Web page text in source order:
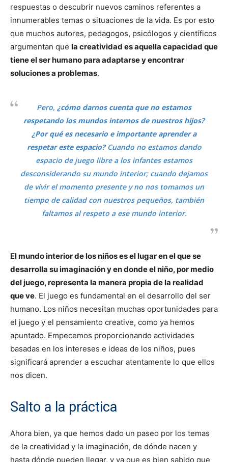
respuestas o descubrir nuevos caminos referentes a
innumerables temas o situaciones de la vida. Es por esto
que muchos autores, pedagogos, psicólogos y científicos
argumentan que la creatividad es aquella capacidad que
tiene el ser humano para adaptarse y encontrar
soluciones a problemas.
Pero, ¿cómo darnos cuenta que no estamos
respetando los mundos internos de nuestros hijos?
¿Por qué es necesario e importante aprender a
respetar este espacio?Cuando no estamos dando
espacio de juego libre a los infantes estamos
desconsiderando su mundo interior; cuando dejamos
de vivir el momento presente y no nos tomamos un
tiempo de calidad con nuestros pequeños, también
faltamos al respeto a ese mundo interior.
El mundo interior de los niños es el lugar en el que se
desarrolla su imaginación y en donde el niño, por medio
del juego, representa la manera propia de la realidad
que ve. El juego es fundamental en el desarrollo del ser
humano. Los niños necesitan muchas oportunidades para
el juego y el pensamiento creative, como ya hemos
apuntado. Empecemos proporcionando actividades
basadas en los intereses e ideas de los niños, pues
significará aprender a escuchar atentamente lo que ellos
nos dicen.
Salto a la práctica
Ahora bien, ya que hemos dado un paseo por los temas
de la creatividad y la imaginación, de dónde nacen y
hasta dónde pueden llegar, y ya que es bien sabido que